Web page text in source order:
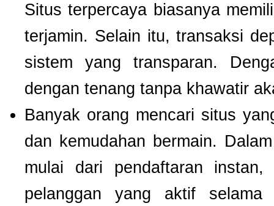
Situs terpercaya biasanya
terjamin. Selain itu, transaksi
sistem yang transparan.
dengan tenang tanpa khawatir
Banyak orang mencari situs
dan kemudahan bermain.
mulai dari pendaftaran
pelanggan yang aktif